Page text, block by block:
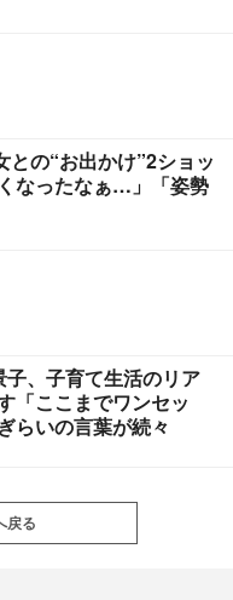
との“お出かけ”2ショッ
なったなぁ…」「姿勢
、子育て生活のリア
「ここまでワンセッ
らいの言葉が続々
戻る